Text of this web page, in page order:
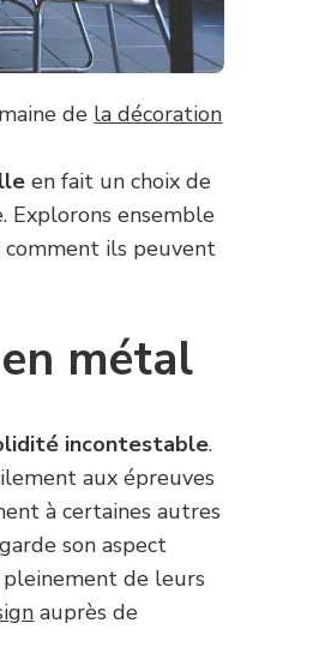
de la décoration
en fait un choix de
Explorons ensemble
ils peuvent
métal
incontestable.
aux épreuves
à certaines autres
son aspect
pleinement de leurs
auprès de